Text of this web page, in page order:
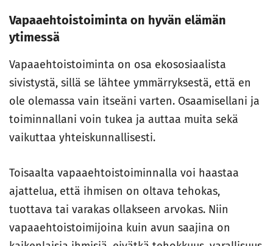
Vapaaehtoistoiminta on hyvän elämän
ytimessä
Vapaaehtoistoiminta on osa ekososiaalista
sivistystä, sillä se lähtee ymmärryksestä, että en
ole olemassa vain itseäni varten. Osaamisellani ja
toiminnallani voin tukea ja auttaa muita sekä
vaikuttaa yhteiskunnallisesti.
Toisaalta vapaaehtoistoiminnalla voi haastaa
ajattelua, että ihmisen on oltava tehokas,
tuottava tai varakas ollakseen arvokas. Niin
vapaaehtoistoimijoina kuin avun saajina on